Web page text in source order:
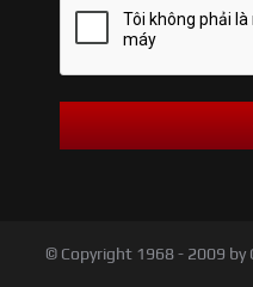
© Copyright 1968 - 2009 by